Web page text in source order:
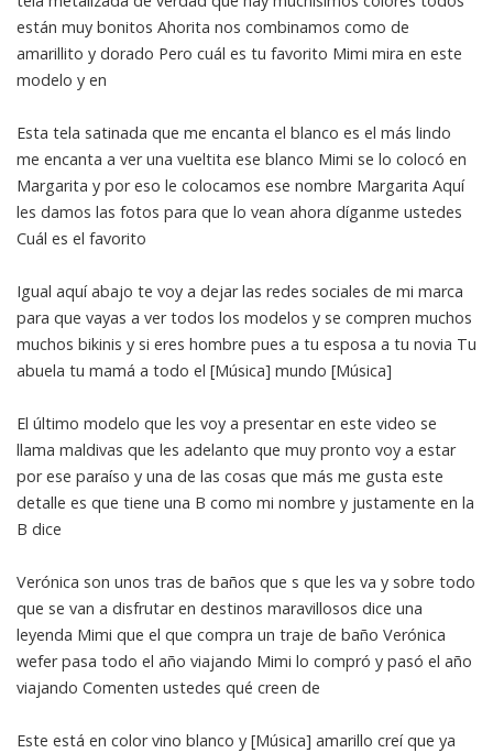
están muy bonitos Ahorita nos combinamos como de
amarillito y dorado Pero cuál es tu favorito Mimi mira en este
modelo y en
Esta tela satinada que me encanta el blanco es el más lindo
me encanta a ver una vueltita ese blanco Mimi se lo colocó en
Margarita y por eso le colocamos ese nombre Margarita Aquí
les damos las fotos para que lo vean ahora díganme ustedes
Cuál es el favorito
Igual aquí abajo te voy a dejar las redes sociales de mi marca
para que vayas a ver todos los modelos y se compren muchos
muchos bikinis y si eres hombre pues a tu esposa a tu novia Tu
abuela tu mamá a todo el [Música] mundo [Música]
El último modelo que les voy a presentar en este video se
llama maldivas que les adelanto que muy pronto voy a estar
por ese paraíso y una de las cosas que más me gusta este
detalle es que tiene una B como mi nombre y justamente en la
B dice
Verónica son unos tras de baños que s que les va y sobre todo
que se van a disfrutar en destinos maravillosos dice una
leyenda Mimi que el que compra un traje de baño Verónica
wefer pasa todo el año viajando Mimi lo compró y pasó el año
viajando Comenten ustedes qué creen de
Este está en color vino blanco y [Música] amarillo creí que ya